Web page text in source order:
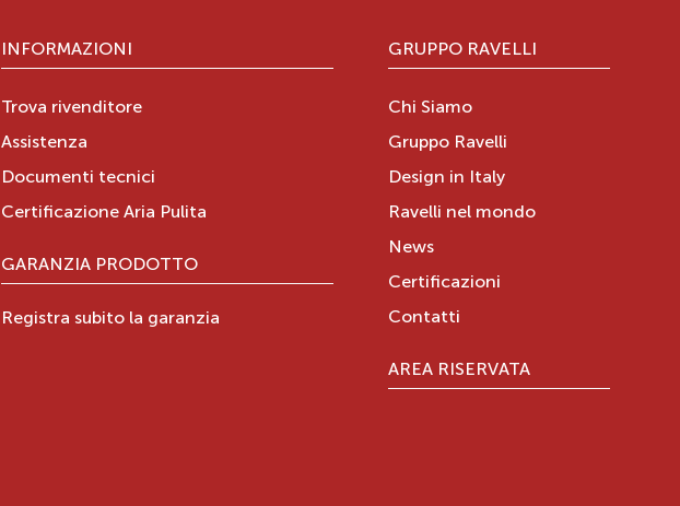
INFORMAZIONI
Trova rivenditore
Assistenza
Documenti tecnici
Certificazione Aria Pulita
GARANZIA PRODOTTO
Registra subito la garanzia
GRUPPO RAVELLI
Chi Siamo
Gruppo Ravelli
Design in Italy
Ravelli nel mondo
News
Certificazioni
Contatti
AREA RISERVATA